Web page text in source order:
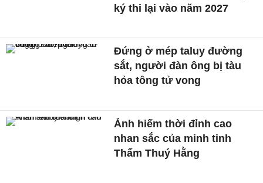
ký thi lại vào năm 2027
Đứng ở mép taluy đường
sắt, người đàn ông bị tàu
hỏa tông tử vong
Ảnh hiếm thời đỉnh cao
nhan sắc của minh tinh
Thẩm Thuý Hằng